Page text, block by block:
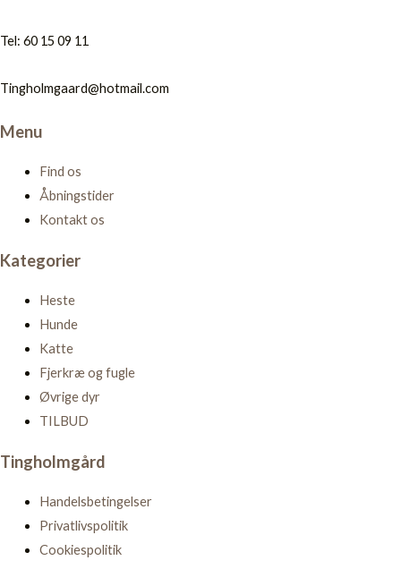
Tel: 60 15 09 11
Tingholmgaard@hotmail.com
Menu
Find os
Åbningstider
Kontakt os
Kategorier
Heste
Hunde
Katte
Fjerkræ og fugle
Øvrige dyr
TILBUD
Tingholmgård
Handelsbetingelser
Privatlivspolitik
Cookiespolitik